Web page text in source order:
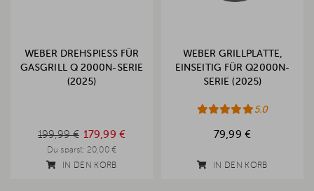
WEBER DREHSPIESS FÜR G
ASGRILL Q 2000N-SERIE (
2025)
199,99 € 179,99 €
Du sparst:20,00 €
IN DEN KORB
WEBER GRILLPLATTE,
EINSEITIG FÜR Q2000N-
SERIE (2025)
5.0
79,99 €
IN DEN KORB